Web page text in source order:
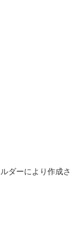
ダーにより作成さ